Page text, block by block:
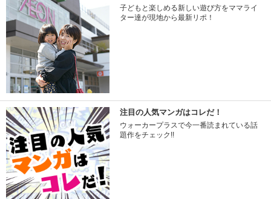
子どもと楽しめる新しい遊び方をママライ
ター達が現地から最新リポ！
注目の人気マンガはコレだ！
ウォーカープラスで今一番読まれている話
題作をチェック!!